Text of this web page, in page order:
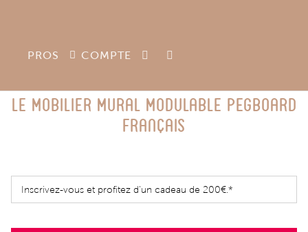
PROS COMPTE
Le Mobilier Mural Modulable Pegboard
Français